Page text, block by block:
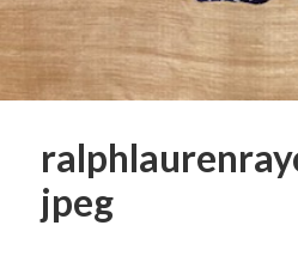
jpeg